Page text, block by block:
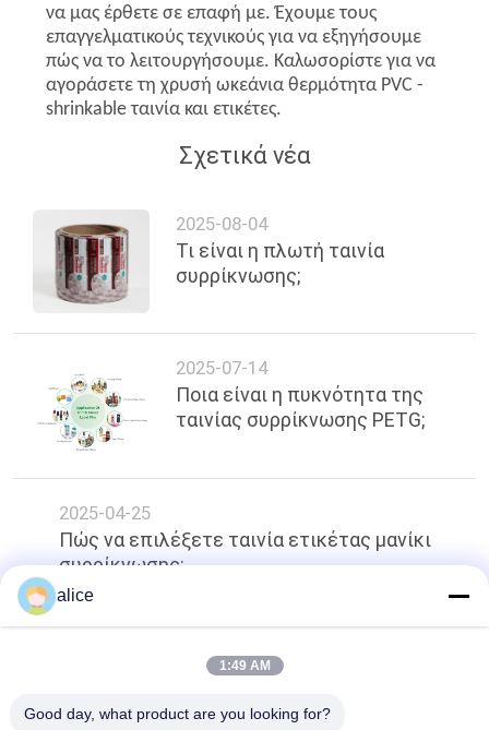
να μας έρθετε σε επαφή με. Έχουμε τους
επαγγελματικούς τεχνικούς για να εξηγήσουμε
πώς να το λειτουργήσουμε. Καλωσορίστε για να
αγοράσετε τη χρυσή ωκεάνια θερμότητα PVC -
shrinkable ταινία και ετικέτες.
Σχετικά νέα
2025-08-04
Τι είναι η πλωτή ταινία
συρρίκνωσης;
2025-07-14
Ποια είναι η πυκνότητα της
ταινίας συρρίκνωσης PETG;
2025-04-25
Πώς να επιλέξετε ταινία ετικέτας μανίκι
συρρίκνωσης;
κορυφή
alice
1:49 AM
Good day, what product are you looking for?